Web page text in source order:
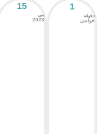
1
دقیقه
خواندن
15
می
2023